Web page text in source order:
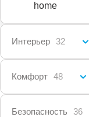
home
Интерьер 32
Комфорт 48
Безопасность 36